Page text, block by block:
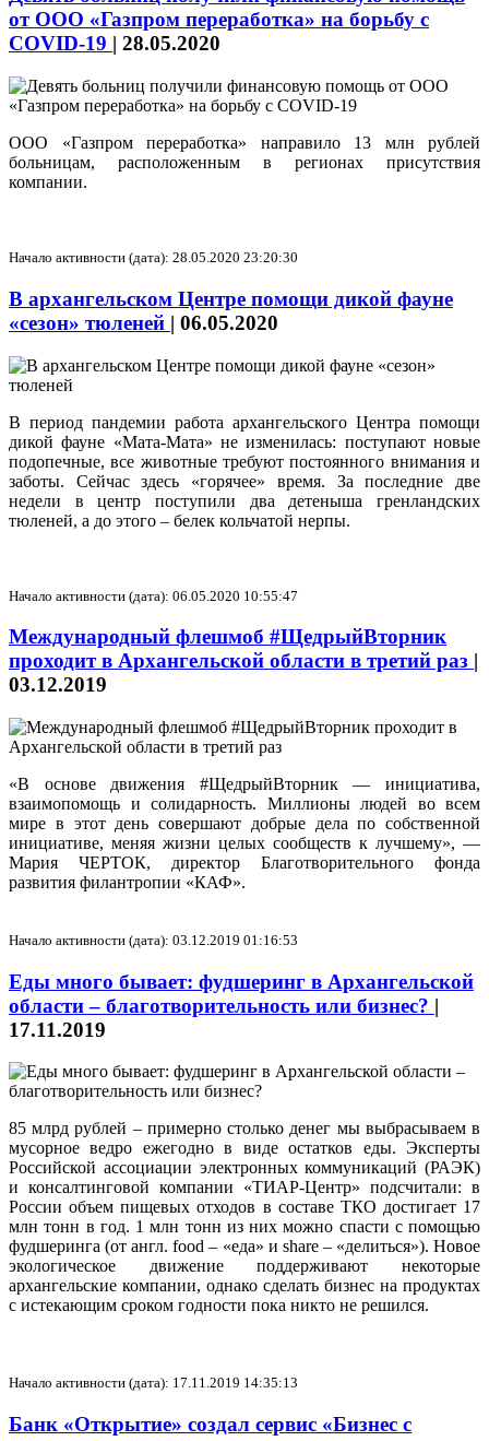
от ООО «Газпром переработка» на борьбу с
COVID-19 | 28.05.2020
ООО «Газпром переработка» направило 13 млн рублей
больницам, расположенным в регионах присутствия
компании.
Начало активности (дата): 28.05.2020 23:20:30
В архангельском Центре помощи дикой фауне
«сезон» тюленей | 06.05.2020
В период пандемии работа архангельского Центра помощи
дикой фауне «Мата-Мата» не изменилась: поступают новые
подопечные, все животные требуют постоянного внимания и
заботы. Сейчас здесь «горячее» время. За последние две
недели в центр поступили два детеныша гренландских
тюленей, а до этого – белек кольчатой нерпы.
Начало активности (дата): 06.05.2020 10:55:47
Международный флешмоб #ЩедрыйВторник
проходит в Архангельской области в третий раз |
03.12.2019
«В основе движения #ЩедрыйВторник — инициатива,
взаимопомощь и солидарность. Миллионы людей во всем
мире в этот день совершают добрые дела по собственной
инициативе, меняя жизни целых сообществ к лучшему», —
Мария ЧЕРТОК, директор Благотворительного фонда
развития филантропии «КАФ».
Начало активности (дата): 03.12.2019 01:16:53
Еды много бывает: фудшеринг в Архангельской
области – благотворительность или бизнес? |
17.11.2019
85 млрд рублей – примерно столько денег мы выбрасываем в
мусорное ведро ежегодно в виде остатков еды. Эксперты
Российской ассоциации электронных коммуникаций (РАЭК)
и консалтинговой компании «ТИАР-Центр» подсчитали: в
России объем пищевых отходов в составе ТКО достигает 17
млн тонн в год. 1 млн тонн из них можно спасти с помощью
фудшеринга (от англ. food – «еда» и sharе – «делиться»). Новое
экологическое движение поддерживают некоторые
архангельские компании, однако сделать бизнес на продуктах
с истекающим сроком годности пока никто не решился.
Начало активности (дата): 17.11.2019 14:35:13
Банк «Открытие» создал сервис «Бизнес с